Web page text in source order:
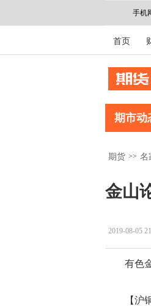
手机
首页
期市动
期货 >> 名
金山
2019-08-05
有色
【沪铜